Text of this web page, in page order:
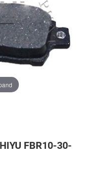
FBR10-30-